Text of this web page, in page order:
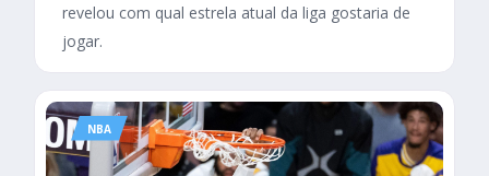
revelou com qual estrela atual da liga gostaria de
jogar.
NBA